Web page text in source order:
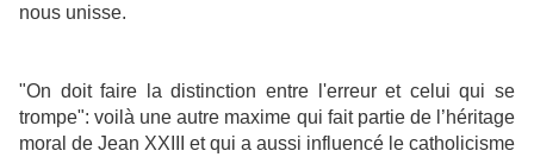
nous unisse.
"On doit faire la distinction entre l'erreur et celui qui se
trompe": voilà une autre maxime qui fait partie de l’héritage
moral de Jean XXIII et qui a aussi influencé le catholicisme